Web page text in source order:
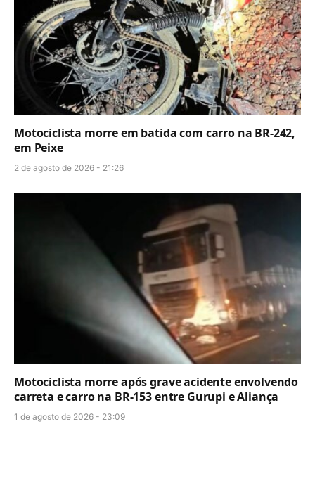
Motociclista morre em batida com carro na BR-242,
em Peixe
2 de agosto de 2026 - 21:26
Motociclista morre após grave acidente envolvendo
carreta e carro na BR-153 entre Gurupi e Aliança
1 de agosto de 2026 - 23:09